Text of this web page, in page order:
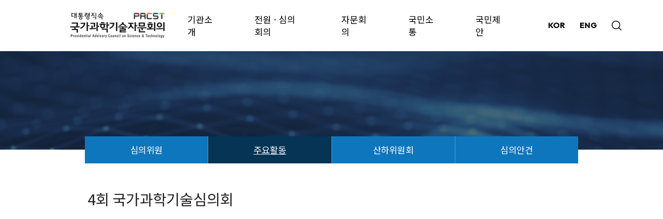
기관소
개
전원 · 심의
회의
자문회
의
국민소
통
국민제
안
KOR ENG
심의위원 주요활동 산하위원회 심의안건
건
4회 국가과학기술심의회